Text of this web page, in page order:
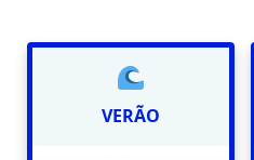
VERÃO